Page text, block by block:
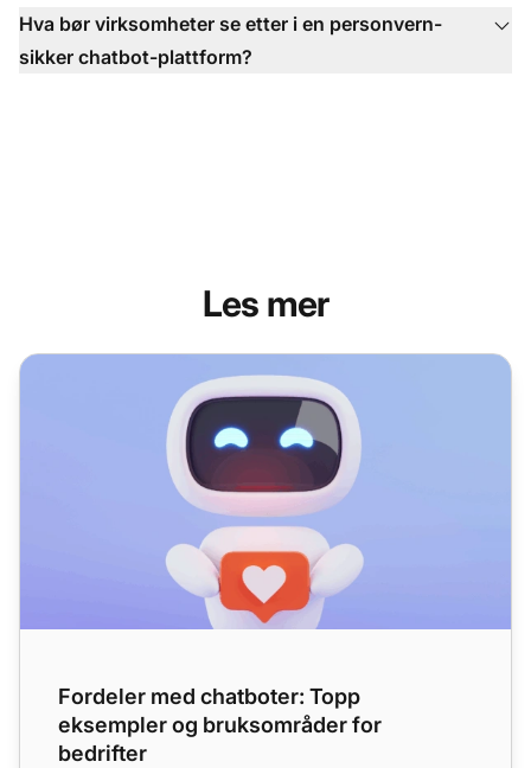
Hva bør virksomheter se etter i en personvern-
sikker chatbot-plattform?
Les mer
Fordeler med chatboter: Topp eksempler og
Fordeler med chatboter: Topp
eksempler og bruksområder for
bedrifter